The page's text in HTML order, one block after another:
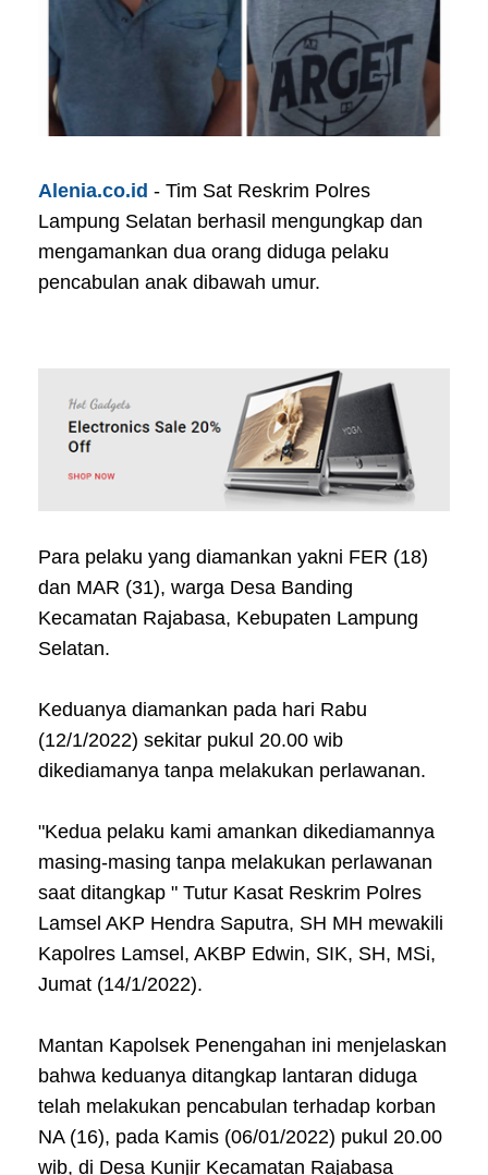
Alenia.co.id - Tim Sat Reskrim Polres
Lampung Selatan berhasil mengungkap dan
mengamankan dua orang diduga pelaku
pencabulan anak dibawah umur.
Para pelaku yang diamankan yakni FER (18)
dan MAR (31), warga Desa Banding
Kecamatan Rajabasa, Kebupaten Lampung
Selatan.
Keduanya diamankan pada hari Rabu
(12/1/2022) sekitar pukul 20.00 wib
dikediamanya tanpa melakukan perlawanan.
"Kedua pelaku kami amankan dikediamannya
masing-masing tanpa melakukan perlawanan
saat ditangkap " Tutur Kasat Reskrim Polres
Lamsel AKP Hendra Saputra, SH MH mewakili
Kapolres Lamsel, AKBP Edwin, SIK, SH, MSi,
Jumat (14/1/2022).
Mantan Kapolsek Penengahan ini menjelaskan
bahwa keduanya ditangkap lantaran diduga
telah melakukan pencabulan terhadap korban
NA (16), pada Kamis (06/01/2022) pukul 20.00
wib, di Desa Kunjir Kecamatan Rajabasa